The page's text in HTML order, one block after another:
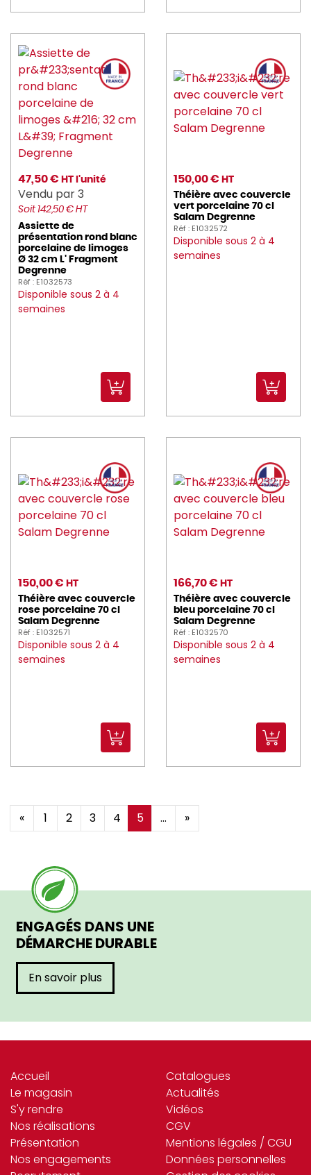
47,50 € HT l'unité
Vendu par 3
Soit 142,50 € HT
Assiette de
présentation rond blanc
porcelaine de limoges
Ø 32 cm L' Fragment
Degrenne
Réf : E1032573
Disponible sous 2 à 4
semaines
150,00 € HT
Théière avec couvercle
vert porcelaine 70 cl
Salam Degrenne
Réf : E1032572
Disponible sous 2 à 4
semaines
150,00 € HT
Théière avec couvercle
rose porcelaine 70 cl
Salam Degrenne
Réf : E1032571
Disponible sous 2 à 4
semaines
166,70 € HT
Théière avec couvercle
bleu porcelaine 70 cl
Salam Degrenne
Réf : E1032570
Disponible sous 2 à 4
semaines
« 1 2 3 4 5 ... »
ENGAGÉS DANS UNE
DÉMARCHE DURABLE
En savoir plus
Accueil
Le magasin
S'y rendre
Nos réalisations
Présentation
Nos engagements
Catalogues
Actualités
Vidéos
CGV
Mentions légales / CGU
Données personnelles